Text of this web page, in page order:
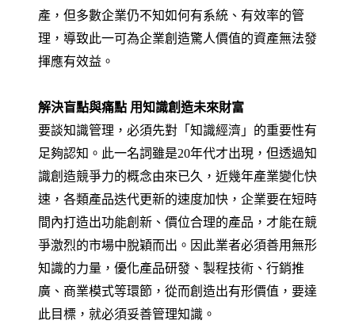
產，但多數企業仍不知如何有系統、有效率的管
理，導致此一可為企業創造驚人價值的資產無法發
揮應有效益。
解決盲點與痛點 用知識創造未來財富
要談知識管理，必須先對「知識經濟」的重要性有
足夠認知。此一名詞雖是20年代才出現，但透過知
識創造競爭力的概念由來已久，近幾年產業變化快
速，各類產品迭代更新的速度加快，企業要在短時
間內打造出功能創新、價位合理的產品，才能在競
爭激烈的市場中脫穎而出。因此業者必須善用無形
知識的力量，優化產品研發、製程技術、行銷推
廣、商業模式等環節，從而創造出有形價值，要達
此目標，就必須妥善管理知識。